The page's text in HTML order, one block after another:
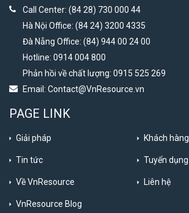
Call Center: (84 28) 730 000 44
Hà Nội Office: (84 24) 3200 4335
Đà Nẵng Office: (84) 944 00 24 00
Hotline: 0914 004 800
Phản hồi về chất lượng: 0915 525 269
Email: Contact@VnResource.vn
PAGE LINK
Giải pháp Khách hàng
Tin tức Tuyển dụng
Về VnResource Liên hệ
VnResource Blog